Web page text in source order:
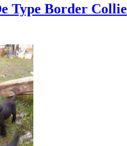
Type Border Collie